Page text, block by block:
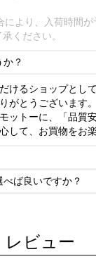
により、入荷時間
ください。
？
けるショップとし
がとうございます
ットーに、「品質
して、お買物をお
ば良いですか？
レビュー